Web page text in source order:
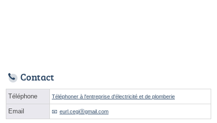
Contact
Téléphone Téléphoner à l'entreprise d'électricité et de plomberie
Email eurl.cegiⓐgmail.com